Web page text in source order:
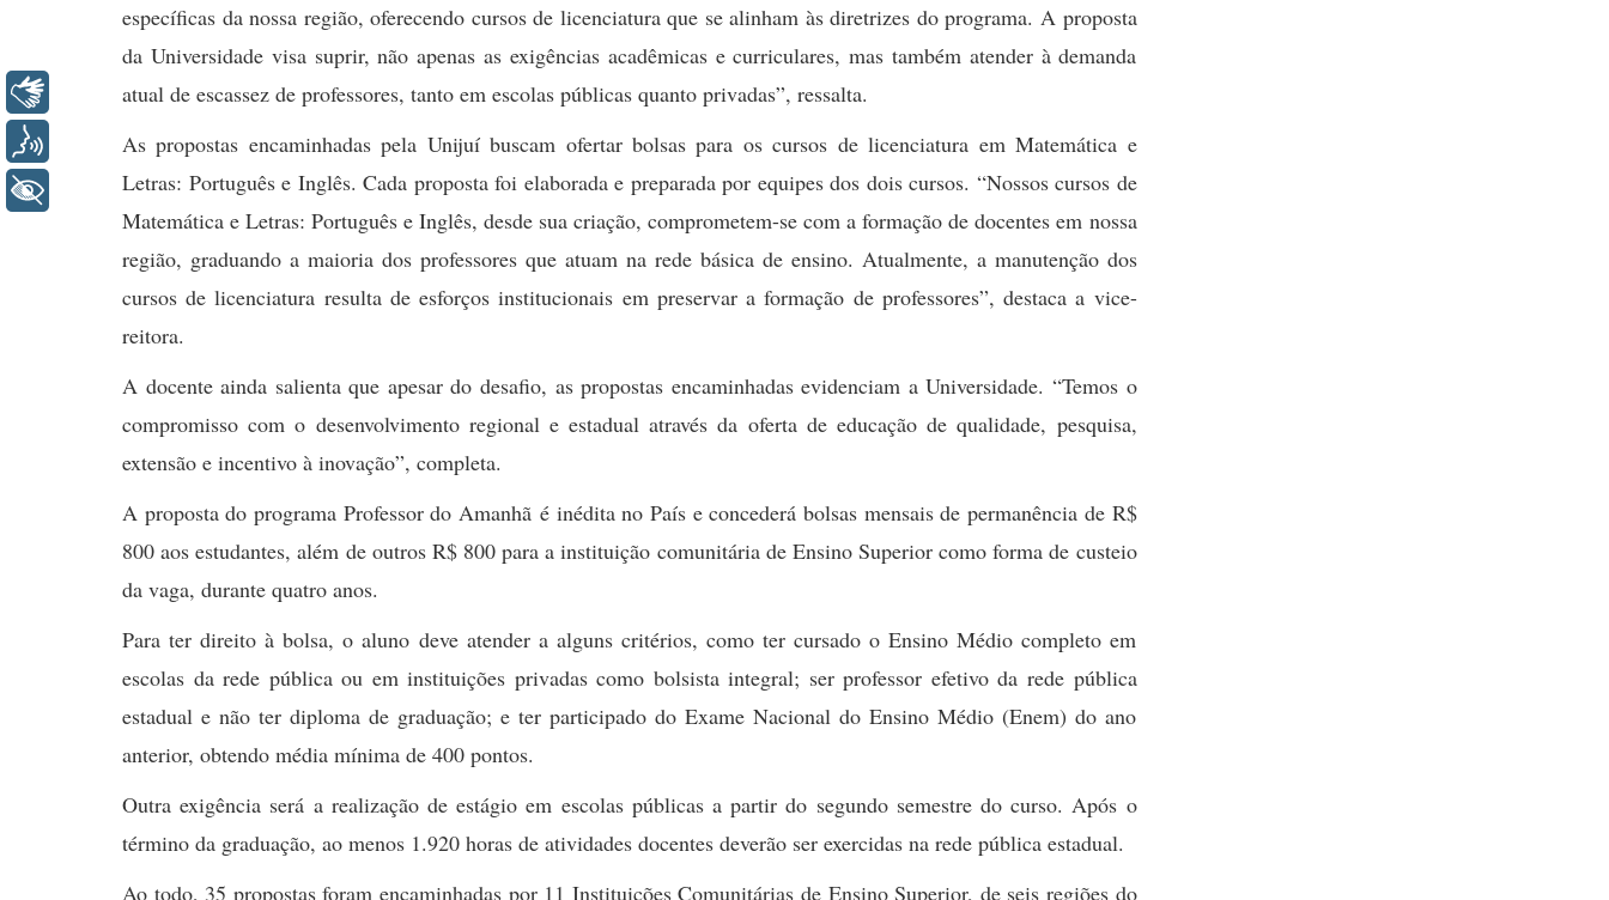
específicas da nossa região, oferecendo cursos de licenciatura que se alinham às diretrizes do programa. A proposta
da Universidade visa suprir, não apenas as exigências acadêmicas e curriculares, mas também atender à demanda
atual de escassez de professores, tanto em escolas públicas quanto privadas”, ressalta.
As propostas encaminhadas pela Unijuí buscam ofertar bolsas para os cursos de licenciatura em Matemática e
Letras: Português e Inglês. Cada proposta foi elaborada e preparada por equipes dos dois cursos. “Nossos cursos de
Matemática e Letras: Português e Inglês, desde sua criação, comprometem-se com a formação de docentes em nossa
região, graduando a maioria dos professores que atuam na rede básica de ensino. Atualmente, a manutenção dos
cursos de licenciatura resulta de esforços institucionais em preservar a formação de professores”, destaca a vice-
reitora.
A docente ainda salienta que apesar do desafio, as propostas encaminhadas evidenciam a Universidade. “Temos o
compromisso com o desenvolvimento regional e estadual através da oferta de educação de qualidade, pesquisa,
extensão e incentivo à inovação”, completa.
A proposta do programa Professor do Amanhã é inédita no País e concederá bolsas mensais de permanência de R$
800 aos estudantes, além de outros R$ 800 para a instituição comunitária de Ensino Superior como forma de custeio
da vaga, durante quatro anos.
Para ter direito à bolsa, o aluno deve atender a alguns critérios, como ter cursado o Ensino Médio completo em
escolas da rede pública ou em instituições privadas como bolsista integral; ser professor efetivo da rede pública
estadual e não ter diploma de graduação; e ter participado do Exame Nacional do Ensino Médio (Enem) do ano
anterior, obtendo média mínima de 400 pontos.
Outra exigência será a realização de estágio em escolas públicas a partir do segundo semestre do curso. Após o
término da graduação, ao menos 1.920 horas de atividades docentes deverão ser exercidas na rede pública estadual.
Ao todo, 35 propostas foram encaminhadas por 11 Instituições Comunitárias de Ensino Superior, de seis regiões do
Libras
+ Acessibilidade